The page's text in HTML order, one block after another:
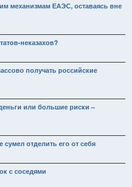
механизмам ЕАЭС, оставаясь вне
неказахов?
получать российские
или большие риски –
сумел отделить его от себя
с соседями